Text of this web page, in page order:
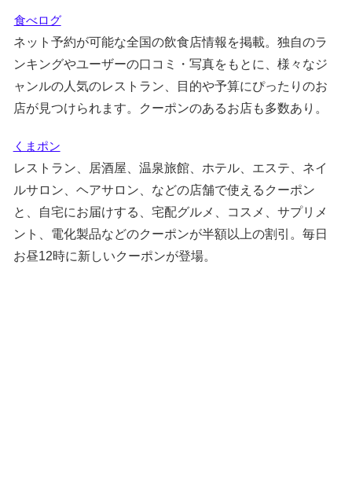
食べログ
ネット予約が可能な全国の飲食店情報を掲載。独自のラ
ンキングやユーザーの口コミ・写真をもとに、様々なジ
ャンルの人気のレストラン、目的や予算にぴったりのお
店が見つけられます。クーポンのあるお店も多数あり。
くまポン
レストラン、居酒屋、温泉旅館、ホテル、エステ、ネイ
ルサロン、ヘアサロン、などの店舗で使えるクーポン
と、自宅にお届けする、宅配グルメ、コスメ、サプリメ
ント、電化製品などのクーポンが半額以上の割引。毎日
お昼12時に新しいクーポンが登場。